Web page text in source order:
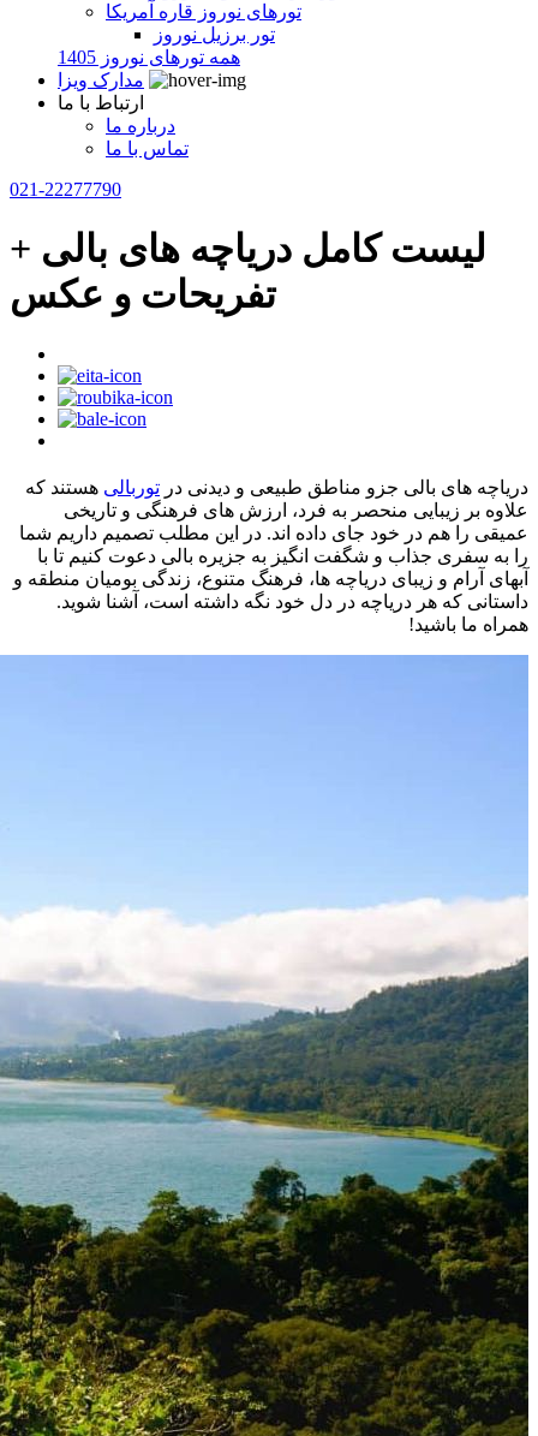
تورهای نوروز قاره آمریکا
تور برزیل نوروز
همه تورهای نوروز 1405
مدارک ویزا
ارتباط با ما
درباره ما
تماس با ما
021-22277790
لیست کامل دریاچه های بالی +
تفریحات و عکس
دریاچه های بالی جزو مناطق طبیعی و دیدنی در توربالی هستند که
علاوه بر زیبایی منحصر به فرد، ارزش های فرهنگی و تاریخی
عمیقی را هم در خود جای داده اند. در این مطلب تصمیم داریم شما
را به سفری جذاب و شگفت انگیز به جزیره بالی دعوت کنیم تا با
آبهای آرام و زیبای دریاچه ها، فرهنگ متنوع، زندگی بومیان منطقه و
داستانی که هر دریاچه در دل خود نگه داشته است، آشنا شوید.
همراه ما باشید!